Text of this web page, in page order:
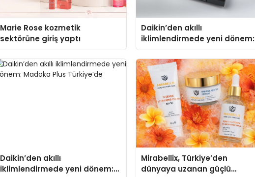
Marie Rose kozmetik
sektörüne giriş yaptı
Daikin’den akıllı
iklimlendirmede yeni dönem:
Madoka Plus Türkiye’de
Daikin’den akıllı
iklimlendirmede yeni dönem:
Mirabellix, Türkiye’den
dünyaya uzanan güçlü